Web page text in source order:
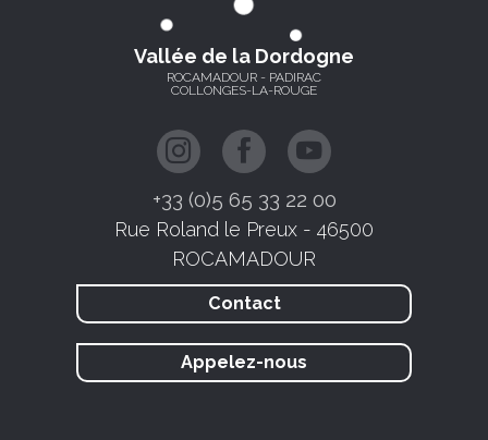
Vallée de la Dordogne
ROCAMADOUR - PADIRAC
COLLONGES-LA-ROUGE
+33 (0)5 65 33 22 00
Rue Roland le Preux - 46500
ROCAMADOUR
Contact
Appelez-nous